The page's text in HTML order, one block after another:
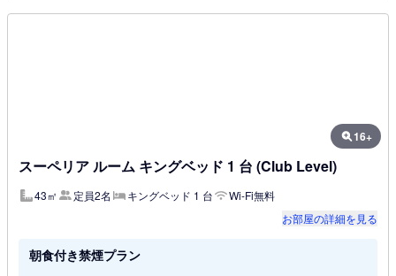
16+
スーペリア ルーム キングベッド 1 台 (Club Level)
43㎡ 定員2名 キングベッド 1 台
Wi-Fi無料
お部屋の詳細を見る
朝食付き禁煙プラン